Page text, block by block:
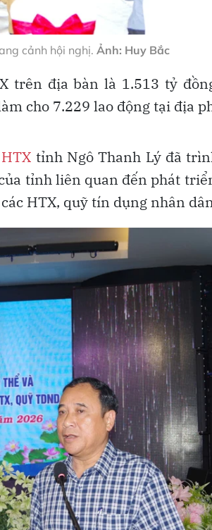
cảnh hội nghị. Ảnh: Huy Bắc
trên địa bàn là 1.513 tỷ
cho 7.229 lao động tại địa
tỉnh Ngô Thanh Lý đã
tỉnh liên quan đến phát
HTX, quỹ tín dụng nhân